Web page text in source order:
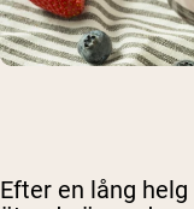
Efter en lång